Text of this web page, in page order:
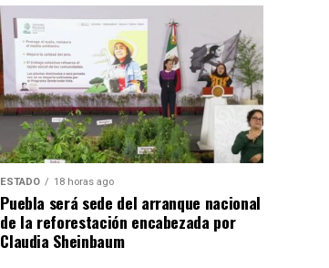
ESTADO 18 horas ago
Puebla será sede del arranque nacional
de la reforestación encabezada por
Claudia Sheinbaum